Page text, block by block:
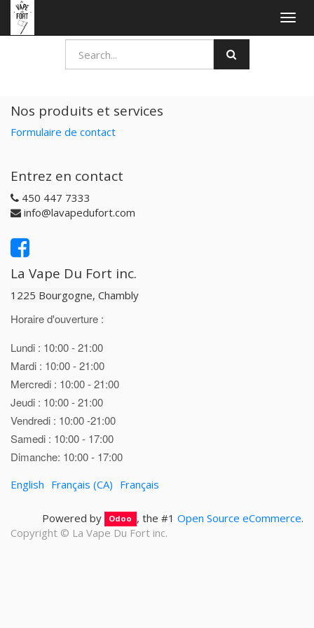
Nos produits et services
Formulaire de contact
Entrez en contact
450 447 7333
info@lavapedufort.com
La Vape Du Fort inc.
1225 Bourgogne, Chambly
Horaire d'ouverture :
Lundi : 10:00 - 21:00
Mardi : 10:00 - 21:00
Mercredi : 10:00 - 21:00
Jeudi : 10:00 - 21:00
Vendredi : 10:00 -21:00
Samedi : 10:00 - 17:00
Dimanche: 10:00 - 17:00
English Français (CA) Français
Powered by Odoo , the #1 Open Source eCommerce.
Copyright © La Vape Du Fort inc.